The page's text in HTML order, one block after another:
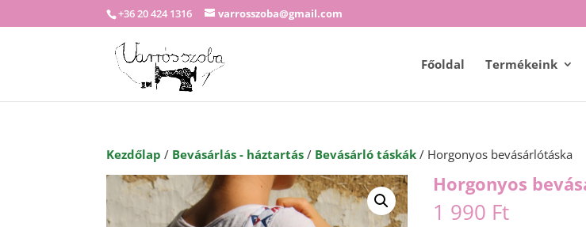
+36 20 424 1316 varrosszoba@gmail.com
Főoldal Termékeink
Kezdőlap / Bevásárlás - háztartás / Bevásárló táskák / Horgonyos bevásárlótáska
Horgonyos
1 990 Ft